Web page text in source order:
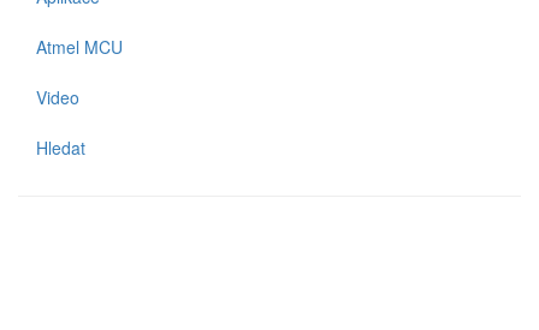
Atmel MCU
Video
Hledat